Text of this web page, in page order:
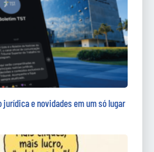
jurídica e novidades em um só lugar